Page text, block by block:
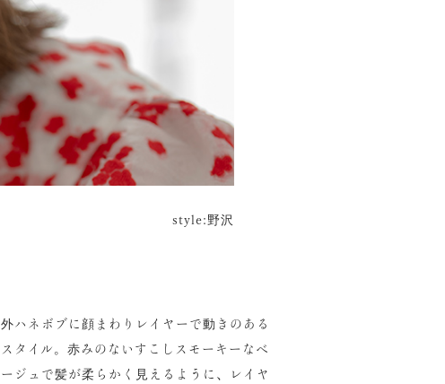
style:野沢
外ハネボブに顔まわりレイヤーで動きのある
スタイル。赤みのないすこしスモーキーなベ
ージュで髪が柔らかく見えるように、レイヤ